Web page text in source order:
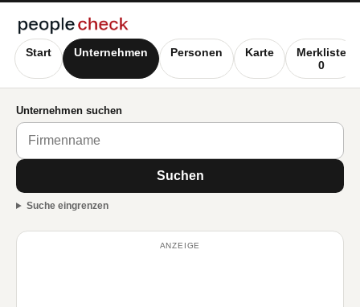
Start Unternehmen Personen Karte
Merkliste
0
Unternehmen suchen
Suchen
Suche eingrenzen
ANZEIGE